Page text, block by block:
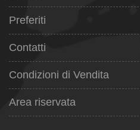
Preferiti
Contatti
Condizioni di Vendita
Area riservata